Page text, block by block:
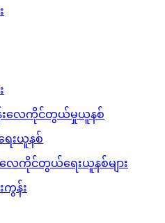
းလေကိုင်တွယ်မှုယူနစ်
းယူနစ်
ေကိုင်တွယ်ရေးယူနစ်များ
ကွန်း